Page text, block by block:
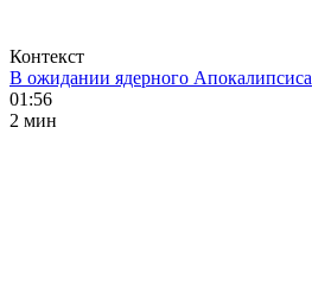
Контекст
В ожидании ядерного Апокалипсиса
01:56
2 мин